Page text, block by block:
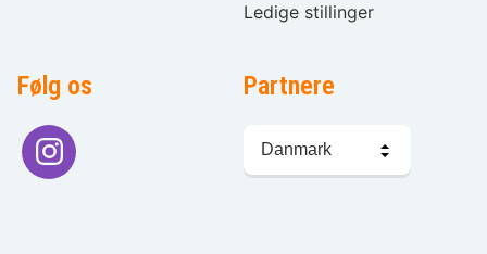
Ledige stillinger
Følg os Partnere